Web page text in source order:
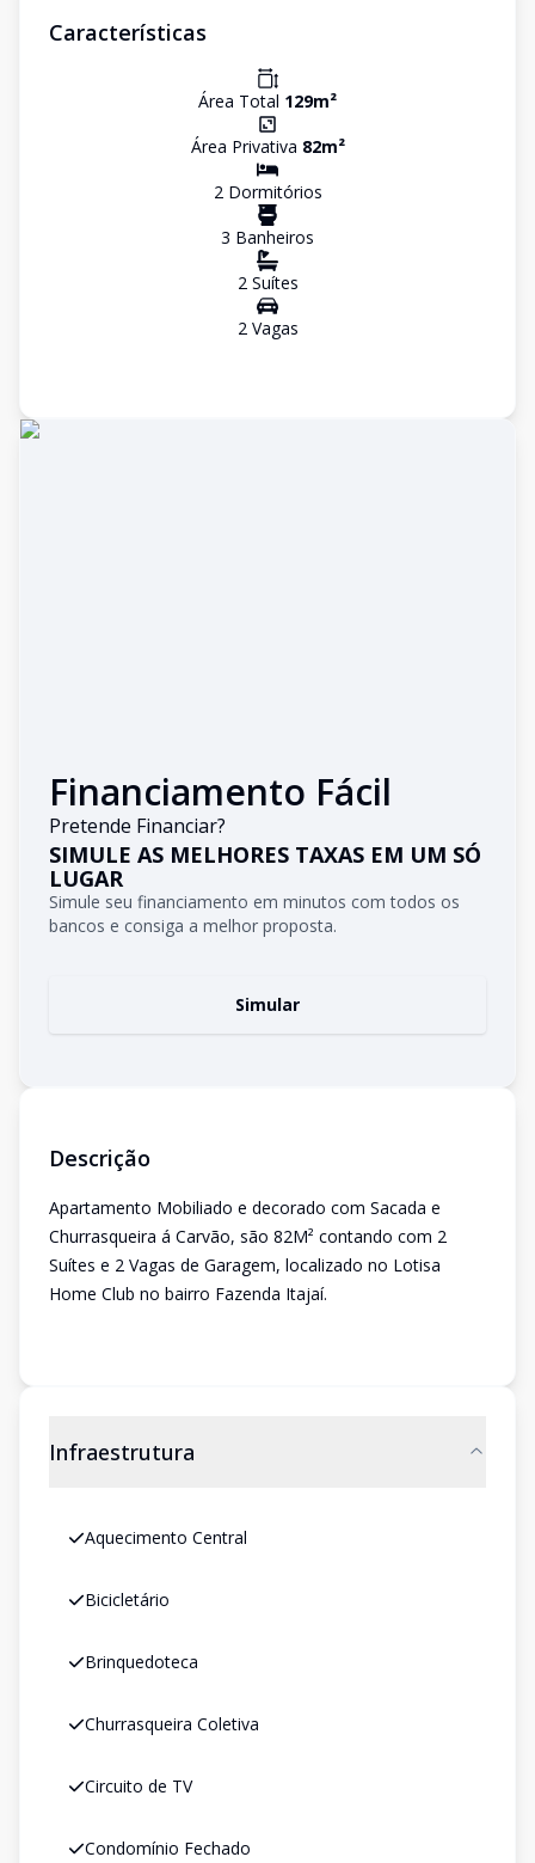
Características
Área Total 129m²
Área Privativa 82m²
2Dormitórios
3 Banheiros
2Suítes
2Vagas
Financiamento Fácil
Pretende Financiar?
SIMULE AS MELHORES TAXAS EM UM SÓ
LUGAR
Simule seu financiamento em minutos com todos os
bancos e consiga a melhor proposta.
Simular
Descrição
Apartamento Mobiliado e decorado com Sacada e
Churrasqueira á Carvão, são 82M² contando com 2
Suítes e 2 Vagas de Garagem, localizado no Lotisa
Home Club no bairro Fazenda Itajaí.
Infraestrutura
Aquecimento Central
Bicicletário
Brinquedoteca
Churrasqueira Coletiva
Circuito de TV
Condomínio Fechado